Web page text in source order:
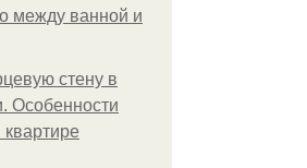
между ванной и
стену в
Особенности
квартире